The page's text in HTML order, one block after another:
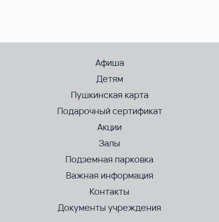
Афиша
Детям
Пушкинская карта
Подарочный сертификат
Акции
Залы
Подземная парковка
Важная информация
Контакты
Документы учреждения